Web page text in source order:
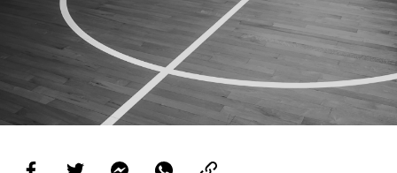
PROJETOS
LIGA BETCLIC MASCULINA
LIGA BETCLIC FEMININA